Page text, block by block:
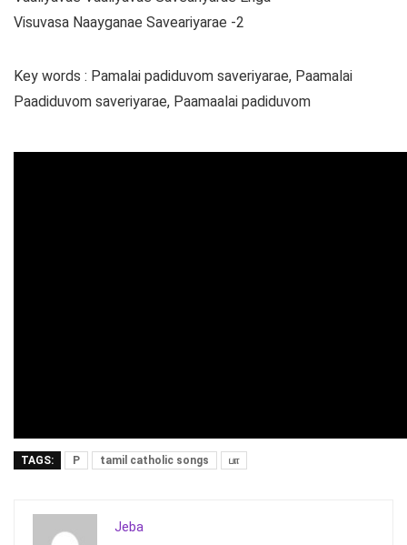
Visuvasa Naayganae Saveariyarae -2
Key words : Pamalai padiduvom saveriyarae, Paamalai
Paadiduvom saveriyarae, Paamaalai padiduvom
TAGS: P tamil catholic songs பா
Jeba